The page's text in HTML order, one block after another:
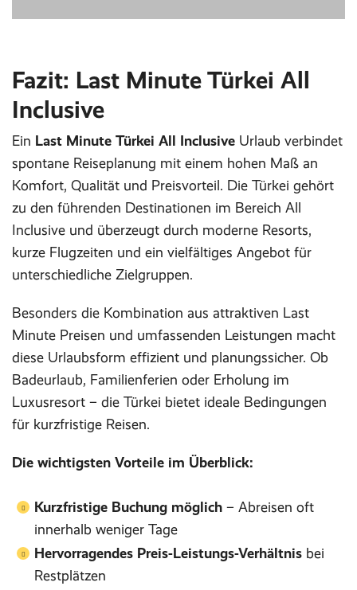
Fazit: Last Minute Türkei All
Inclusive
Ein Last Minute Türkei All Inclusive Urlaub verbindet
spontane Reiseplanung mit einem hohen Maß an
Komfort, Qualität und Preisvorteil. Die Türkei gehört
zu den führenden Destinationen im Bereich All
Inclusive und überzeugt durch moderne Resorts,
kurze Flugzeiten und ein vielfältiges Angebot für
unterschiedliche Zielgruppen.
Besonders die Kombination aus attraktiven Last
Minute Preisen und umfassenden Leistungen macht
diese Urlaubsform effizient und planungssicher. Ob
Badeurlaub, Familienferien oder Erholung im
Luxusresort – die Türkei bietet ideale Bedingungen
für kurzfristige Reisen.
Die wichtigsten Vorteile im Überblick:
Kurzfristige Buchung möglich – Abreisen oft
innerhalb weniger Tage
Hervorragendes Preis-Leistungs-Verhältnis bei
Restplätzen